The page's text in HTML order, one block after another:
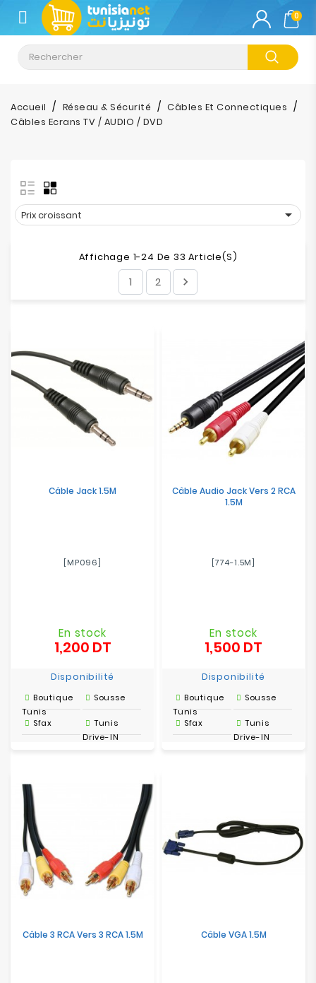
CATÉGORIE
Climatisation
Informatique
Impression
Bureautique
Réseau
Loisirs
0
Accueil Réseau & Sécurité
Câbles Et Connectiques
Câbles Ecrans TV / AUDIO / DVD
Prix croissant 
Affichage 1-24 De 33 Article(s)
1 2 
Câble Jack 1.5M
[MP096]
En stock
1,200 DTPrix
Disponibilité
Boutique
Tunis
Sousse
Sfax
Tunis
Drive-IN
Câble Audio Jack Vers 2 RCA
1.5M
[774-1.5M]
En stock
1,500 DT
Disponibilité
Boutique
Tunis
Sousse
Sfax
Tunis
Drive-IN
Câble 3 RCA Vers 3 RCA 1.5M Câble VGA 1.5M